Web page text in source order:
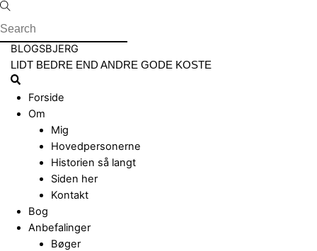
Skip
to
content
Menu
BLOGSBJERG
LIDT BEDRE END ANDRE GODE KOSTE
Search
Forside
Om
Mig
Hovedpersonerne
Historien så langt
Siden her
Kontakt
Bog
Anbefalinger
Bøger